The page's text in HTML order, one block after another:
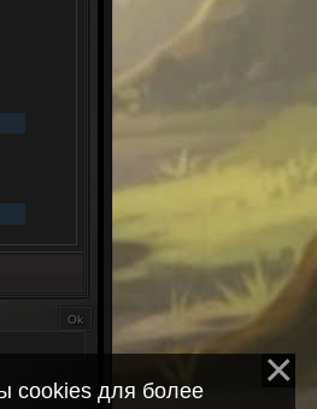
cookies для более